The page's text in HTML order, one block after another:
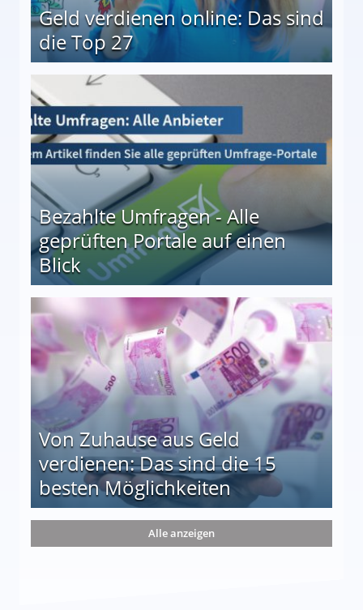
Geld verdienen online: Das sind
die Top 27
Bezahlte Umfragen - Alle
geprüften Portale auf einen
Blick
auf einen Blick
Von Zuhause aus Geld
verdienen: Das sind die 15
besten Möglichkeiten
die 15 besten Möglichkeiten
Alle anzeigen